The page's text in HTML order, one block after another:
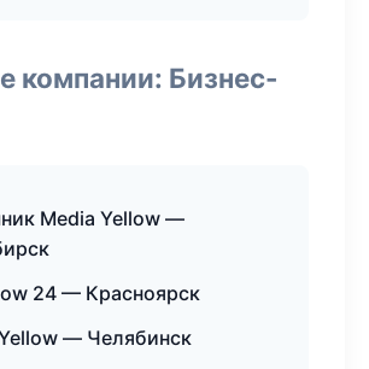
компании: Бизнес-
Media Yellow —
24 — Красноярск
— Челябинск